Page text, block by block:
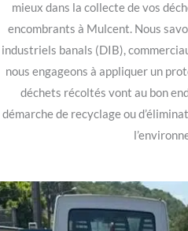
mieux dans la collecte de vos
encombrants à Mulcent. Nous
industriels banals (DIB),
nous engageons à appliquer un
déchets récoltés vont au bon
démarche de recyclage ou